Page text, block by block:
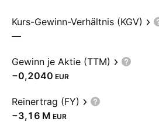
Kurs-Gewinn-Verhältnis (KGV)
—
Gewinn je Aktie (TTM)
−0,2040 EUR
Reinertrag (FY)
‪−3,16 M‬ EUR